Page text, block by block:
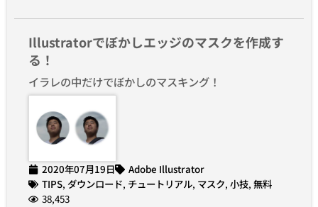
Illustratorでぼかしエッジのマスクを作成す
る！
イラレの中だけでぼかしのマスキング！
2020年07月19日
Adobe Illustrator
TIPS, ダウンロード, チュートリアル, マスク, 小技, 無料
38,453